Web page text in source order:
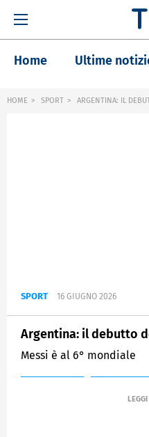
Home Ultime
HOME SPORT ARGENTINA: IL
SPORT 16 GIUGNO 2026
Argentina: il debutto
Messi è al 6° mondiale